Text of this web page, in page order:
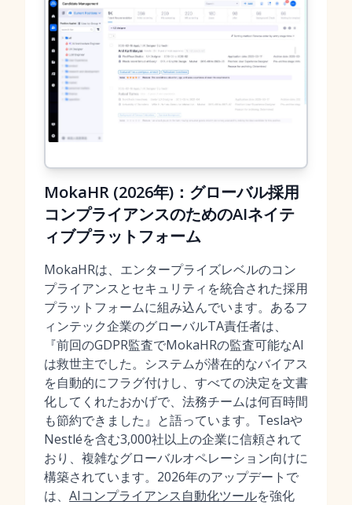
MokaHR (2026年)：グローバル採用
コンプライアンスのためのAIネイテ
ィブプラットフォーム
MokaHRは、エンタープライズレベルのコン
プライアンスとセキュリティを統合された採用
プラットフォームに組み込んでいます。あるフ
ィンテック企業のグローバルTA責任者は、
『前回のGDPR監査でMokaHRの監査可能なAI
は救世主でした。システムが潜在的なバイアス
を自動的にフラグ付けし、すべての決定を文書
化してくれたおかげで、法務チームは何百時間
も節約できました』と語っています。Teslaや
Nestléを含む3,000社以上の企業に信頼されて
おり、複雑なグローバルオペレーション向けに
構築されています。2026年のアップデートで
は、 AIコンプライアンス自動化ツールを強化